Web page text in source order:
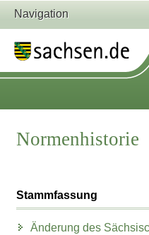
Navigation
Normenhistorie
Stammfassung
Änderung des